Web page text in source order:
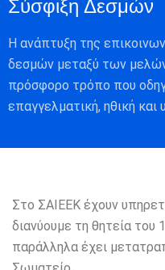
Σύσφιξη Δεσμών
Η ανάπτυξη της
δεσμών μεταξύ των
πρόσφορο τρόπο που
επαγγελματική, ηθική και
Στο ΣΑΙΕΕΚ έχουν
διανύουμε τη θητεία του
παράλληλα έχει